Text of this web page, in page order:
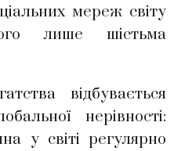
мереж світу
лише шістьма
відбувається
нерівності:
у світі регулярно